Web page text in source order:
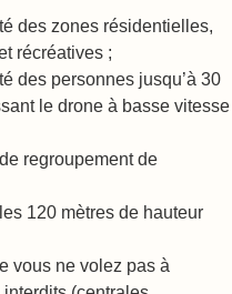
des zones résidentielles,
récréatives ;
des personnes jusqu’à 30
le drone à basse vitesse
regroupement de
120 mètres de hauteur
vous ne volez pas à